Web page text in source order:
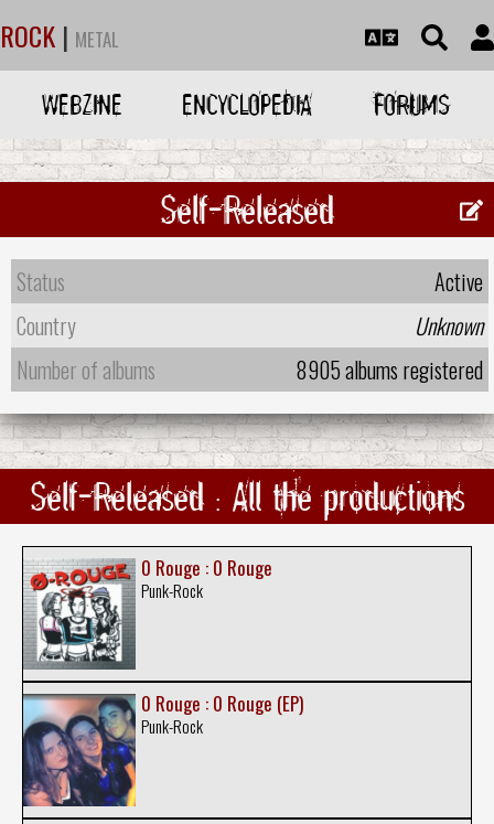
ROCK | METAL
WEBZINE ENCYCLOPEDIA FORUMS
Self-Released
Status
Active
Country
Unknown
Number of albums
8905 albums registered
Self-Released : All the productions
0 Rouge : 0 Rouge
Punk-Rock
0 Rouge : 0 Rouge (EP)
Punk-Rock